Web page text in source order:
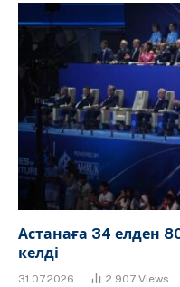
Астанаға 34 елден
келді
31.07.2026 2 907 Views